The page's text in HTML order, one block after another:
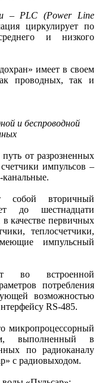
– PLC (Power Line
циркулирует по
и низкого
имеет в своем
проводных, так и
и беспроводной
от разрозненных
импульсов –
канальные.
собой вторичный
до шестнадцати
качестве первичных
теплосчетчики,
импульсный
во встроенной
потребления
возможностью
RS‑485.
микропроцессорный
выполненный в
по радиоканалу
с радиовыходом.